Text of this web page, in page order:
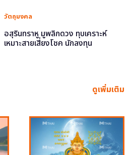
วัตถุมงคล
อสุรินทราหู มูพลิกดวง ทุบเคราะห์
เหมาะสายเสี่ยงโชค นักลงทุน
ดูเพิ่มเติม